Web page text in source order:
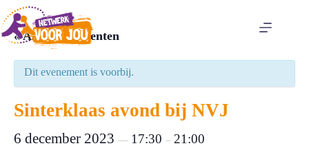
naar
de
inhoud« Alle Evenementen
Dit evenement is voorbij.
Sinterklaas avond bij NVJ
6 december 2023 — 17:30 – 21:00